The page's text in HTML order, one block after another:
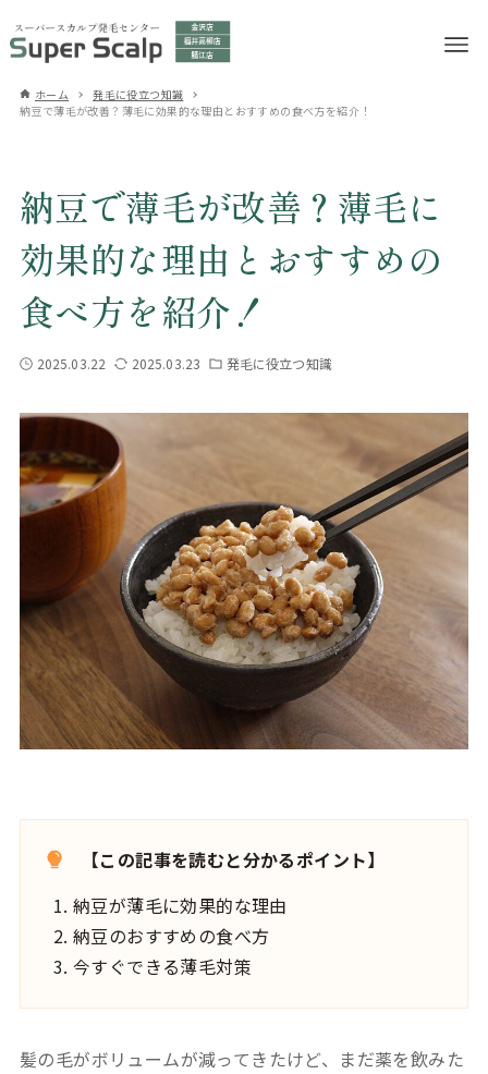
ホーム
発毛に役立つ知識
納豆で薄毛が改善？薄毛に効果的な理由とおすすめの食べ方を紹介！
納豆で薄毛が改善？薄毛に
効果的な理由とおすすめの
食べ方を紹介！
2025.03.22 2025.03.23 発毛に役立つ知識
【この記事を読むと分かるポイント】
納豆が薄毛に効果的な理由
納豆のおすすめの食べ方
今すぐできる薄毛対策
髪の毛がボリュームが減ってきたけど、まだ薬を飲みた